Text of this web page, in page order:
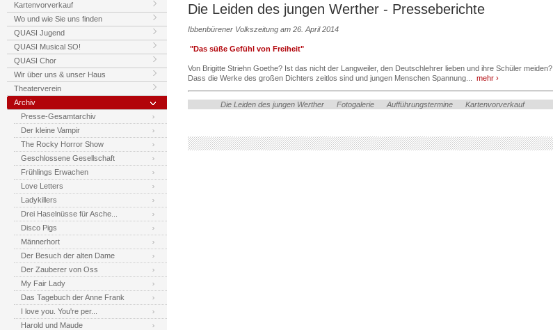
Kartenvorverkauf
Wo und wie Sie uns finden
QUASI Jugend
QUASI Musical SO!
QUASI Chor
Wir über uns & unser Haus
Theaterverein
Archiv
Presse-Gesamtarchiv
Der kleine Vampir
The Rocky Horror Show
Geschlossene Gesellschaft
Frühlings Erwachen
Love Letters
Ladykillers
Drei Haselnüsse für Asche...
Disco Pigs
Männerhort
Der Besuch der alten Dame
Der Zauberer von Oss
My Fair Lady
Das Tagebuch der Anne Frank
I love you. You're per...
Harold und Maude
Die Leiden des jungen Werther - Presseberichte
Ibbenbürener Volkszeitung am 26. April 2014
"Das süße Gefühl von Freiheit"
Von Brigitte Striehn Goethe? Ist das nicht der Langweiler, den Deutschlehrer lieben und ihre Schüler meiden?
Dass die Werke des großen Dichters zeitlos sind und jungen Menschen Spannung... mehr ›
Die Leiden des jungen Werther Fotogalerie Aufführungstermine Kartenvorverkauf